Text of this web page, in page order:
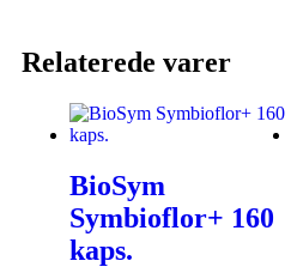
Relaterede varer
BioSym
Symbioflor+ 160
kaps.